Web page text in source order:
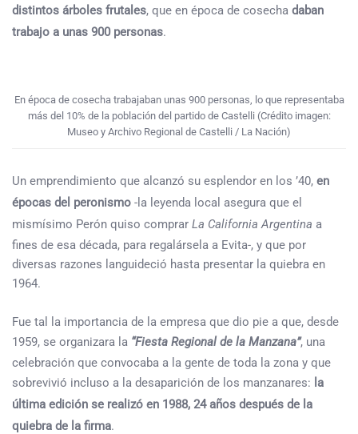
distintos árboles frutales, que en época de cosecha daban
trabajo a unas 900 personas.
En época de cosecha trabajaban unas 900 personas, lo que representaba
más del 10% de la población del partido de Castelli (Crédito imagen:
Museo y Archivo Regional de Castelli / La Nación)
Un emprendimiento que alcanzó su esplendor en los ’40, en
épocas del peronismo -la leyenda local asegura que el
mismísimo Perón quiso comprar La California Argentina a
fines de esa década, para regalársela a Evita-, y que por
diversas razones languideció hasta presentar la quiebra en
1964.
Fue tal la importancia de la empresa que dio pie a que, desde
1959, se organizara la “Fiesta Regional de la Manzana”, una
celebración que convocaba a la gente de toda la zona y que
sobrevivió incluso a la desaparición de los manzanares: la
última edición se realizó en 1988, 24 años después de la
quiebra de la firma.